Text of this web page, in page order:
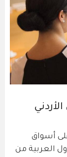
على أسواق
العربية من